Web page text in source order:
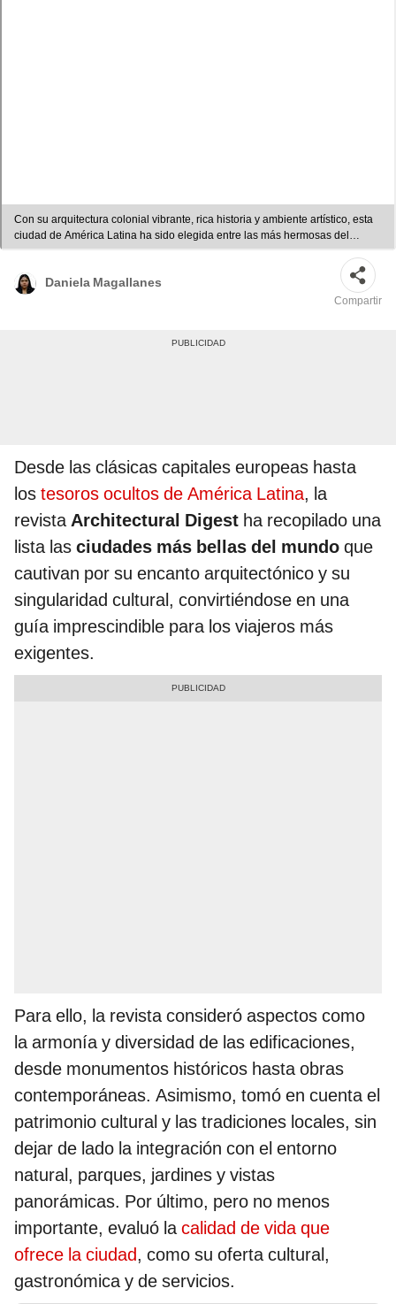
Con su arquitectura colonial vibrante, rica historia y ambiente artístico, esta
ciudad de América Latina ha sido elegida entre las más hermosas del
mundo. Foto: composición LR/Gtres/
Daniela Magallanes
Compartir
Desde las clásicas capitales europeas hasta
los tesoros ocultos de América Latina, la
revistaArchitectural Digest ha recopilado una
lista las ciudades más bellas del mundo que
cautivan por su encanto arquitectónico y su
singularidad cultural, convirtiéndose en una
guía imprescindible para los viajeros más
exigentes.
Para ello, la revista consideró aspectos como
la armonía y diversidad de las edificaciones,
desde monumentos históricos hasta obras
contemporáneas. Asimismo, tomó en cuenta el
patrimonio cultural y las tradiciones locales, sin
dejar de lado la integración con el entorno
natural, parques, jardines y vistas
panorámicas. Por último, pero no menos
importante, evaluó lacalidad de vida que
ofrece la ciudad, como su oferta cultural,
gastronómica y de servicios.